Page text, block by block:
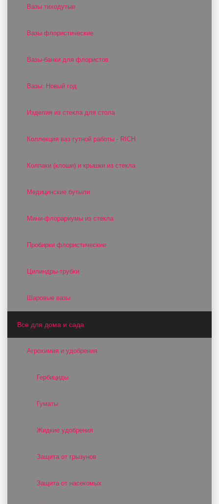
Вазы тиходутые
Вазы флористические
Вазы-банки для флористов
Вазы: Новый год
Изделия из стекла для стола
Коллекция ваз гутной работы - RICH
Колпаки (клоши) и крышки из стекла
Медицинские бутыли
Мини-флорариумы из стекла
Пробирки флористические
Цилиндры-трубки
Шаровые вазы
Все для дома и сада
Агрохимия и удобрения
Гербициды
Гуматы
Жидкие удобрения
Защита от грызунов
Защита от насекомых